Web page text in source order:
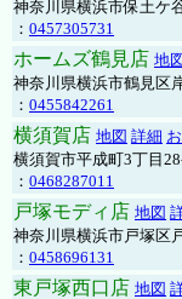
神奈川県横浜市保土ケ
： 0457305731
ホームズ鶴見店 地図
神奈川県横浜市鶴見区
： 0455842261
横須賀店 地図 詳細
横須賀市平成町3丁目
： 0468287011
戸塚モディ店 地図
神奈川県横浜市戸塚区
： 0458696131
東戸塚西口店 地図